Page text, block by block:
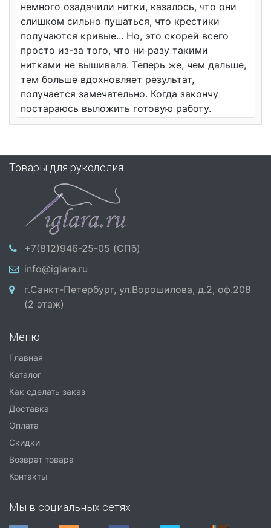
немного озадачили нитки, казалось, что они
слишком сильно пушаться, что крестики
получаются кривые... Но, это скорей всего
просто из-за того, что ни разу такими
нитками не вышивала. Теперь же, чем дальше,
тем больше вдохновляет результат,
получается замечательно. Когда закончу
постараюсь выложить готовую работу.
Товары для рукоделия
+7(812)946-25-05 (СПб)
info@iglara.ru
г.Санкт-Петербург, ул.Ворошилова, д.2, оф.208
(2 этаж)
Меню
Главная
Каталог
Как сделать заказ
Доставка
Оплата
Скидки
Возврат товара
Контакты
Мы в социальных сетях